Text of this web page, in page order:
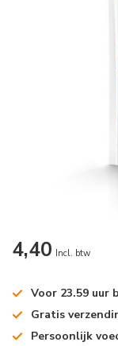
4,40 Incl. btw
Voor 23.59 uur
Gratis
Persoonlijk